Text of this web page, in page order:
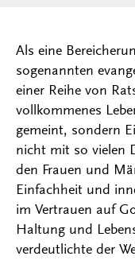
Als eine
sogenannten
einer Reihe von
vollkommenes
gemeint, sondern
nicht mit so vielen
den Frauen und
Einfachheit und
im Vertrauen auf
Haltung und
verdeutlichte der